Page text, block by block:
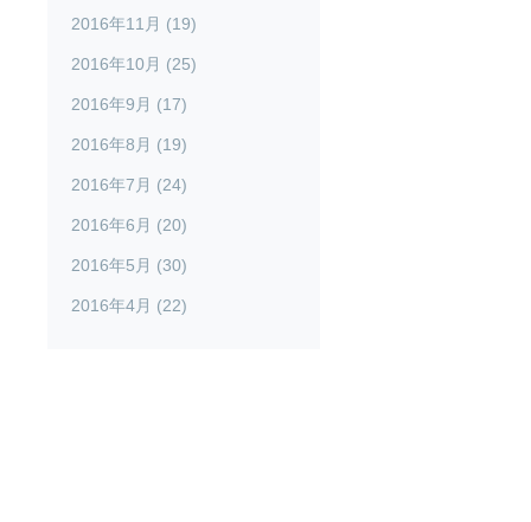
2016年11月 (19)
2016年10月 (25)
2016年9月 (17)
2016年8月 (19)
2016年7月 (24)
2016年6月 (20)
2016年5月 (30)
2016年4月 (22)